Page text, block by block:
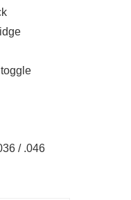
/ .046